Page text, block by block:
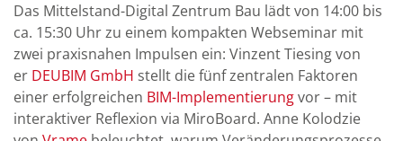
Das Mittelstand-Digital Zentrum Bau lädt von 14:00 bis
ca. 15:30 Uhr zu einem kompakten Webseminar mit
zwei praxisnahen Impulsen ein: Vinzent Tiesing von
er DEUBIM GmbH stellt die fünf zentralen Faktoren
einer erfolgreichen BIM-Implementierungvor – mit
interaktiver Reflexion via MiroBoard. Anne Kolodzie